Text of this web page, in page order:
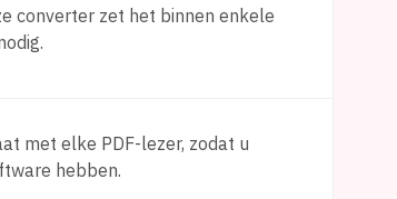
converter zet het binnen enkele
met elke PDF-lezer, zodat u
hebben.